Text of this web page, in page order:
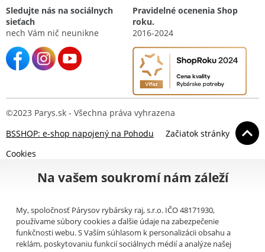
Sledujte nás na sociálnych
sieťach
nech Vám nič neunikne
Pravidelné ocenenia Shop
roku.
2016-2024
©2023 Parys.sk - Všechna práva vyhrazena
BSSHOP: e-shop napojený na Pohodu
Začiatok stránky
Cookies
Na vašem soukromí nám záleží
My, spoločnosť Párysov rybársky raj, s.r.o. IČO 48171930,
používame súbory cookies a ďalšie údaje na zabezpečenie
funkčnosti webu. S Vaším súhlasom k personalizácii obsahu a
reklám, poskytovaniu funkcií sociálnych médií a analýze našej